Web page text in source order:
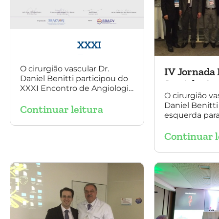
XXXI
Encontro
de
Angiologia
e Cirurgia
Vascular do
O cirurgião vascular Dr.
Daniel Benitti participou do
XXXI Encontro de Angiologia
Janeiro e palestrou sobre a
multilayer no tratamento de
Continuar leitura
IV Jornada
Angiologia
Vascular,
O cirurgião
Daniel
esquerda
Baiana de
Salvador, nos
outubro. Na
está
Aquino,
SBACV
de
Vascular)
Continuar